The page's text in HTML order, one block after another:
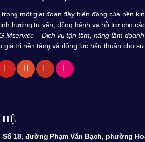
trong một giai đoạn đầy biến động của nền
hướng tư vấn, đồng hành và hỗ trợ cho
Mservice – Dịch vụ tận tâm, nâng tầm
giá trị nền tảng và động lực hậu thuẫn cho
Số 18, đường Phạm Văn Bạch, phường